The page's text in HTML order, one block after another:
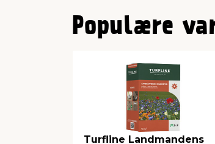
Populære
Turfline Landmandens